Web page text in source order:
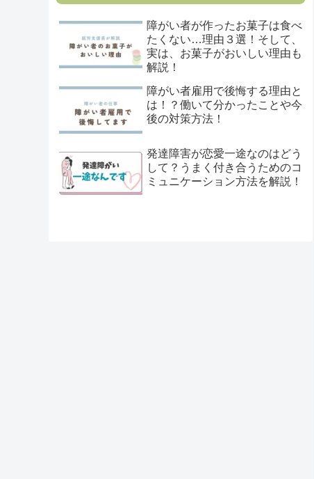
障がい者が作ったお菓子は食べ
たくない…理由３選！そして、
実は、お菓子がおいしい理由も
解説！
障がい者雇用で後悔する理由と
は！？働いて分かったことや今
後の対策方法！
発達障害が恋愛一途なのはどう
して？うまく付き合うためのコ
ミュニケーション方法を解説！